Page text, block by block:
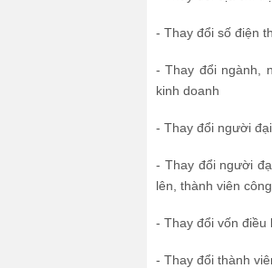
- Thay đổi số điện
- Thay đổi ngành,
kinh doanh
- Thay đổi người
- Thay đổi người
lên, thành viên
- Thay đổi vốn điều
- Thay đổi thành